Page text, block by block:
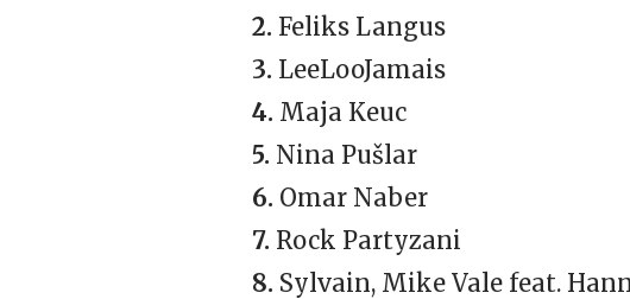
2. Feliks Langus
3. LeeLooJamais
4. Maja Keuc
5. Nina Pušlar
6. Omar Naber
7. Rock Partyzani
8. Sylvain, Mike Vale feat.